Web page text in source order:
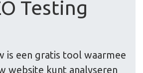
Testing
is een gratis tool waarmee
website kunt analyseren